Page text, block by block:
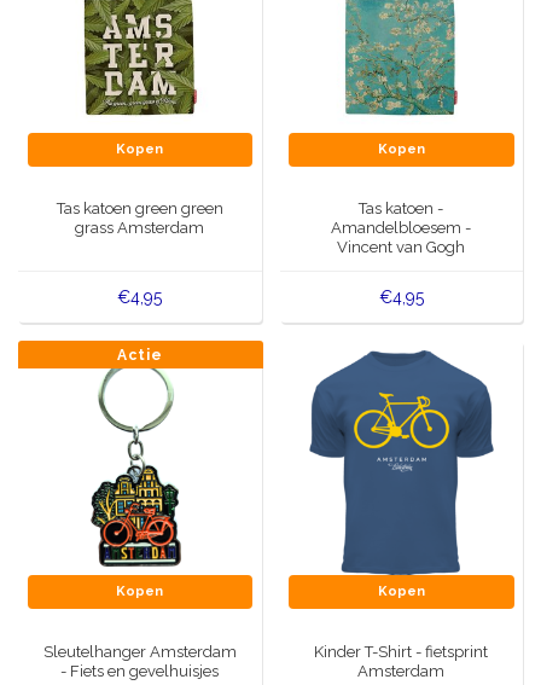
Kopen
Tas katoen green green
grass Amsterdam
€4,95
Kopen
Tas katoen -
Amandelbloesem -
Vincent van Gogh
€4,95
Actie
Kopen
Sleutelhanger Amsterdam
- Fiets en gevelhuisjes
Kopen
Kinder T-Shirt - fietsprint
Amsterdam